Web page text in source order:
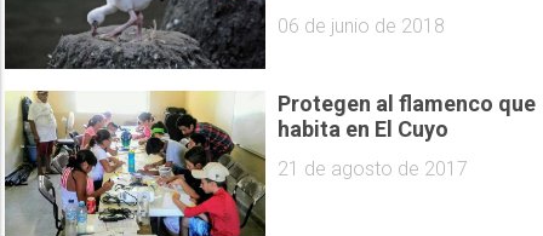
06 de junio de 2018
Protegen al flamenco que
habita en El Cuyo
21 de agosto de 2017